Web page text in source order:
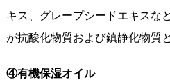
キス、グレープシードエキスな
が抗酸化物質および鎮静化物質
④有機保湿オイル